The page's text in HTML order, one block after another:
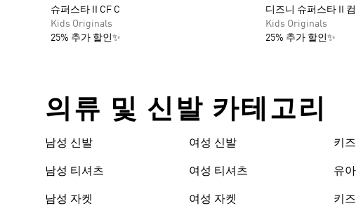
슈퍼스타 II CF C
Kids Originals
25% 추가 할인✨
디즈니 슈퍼스타 II
Kids Originals
25% 추가 할인✨
의류 및 신발 카테고리
남성 신발
남성 티셔츠
남성 자켓
여성 신발
여성 티셔츠
여성 자켓
키
유
키